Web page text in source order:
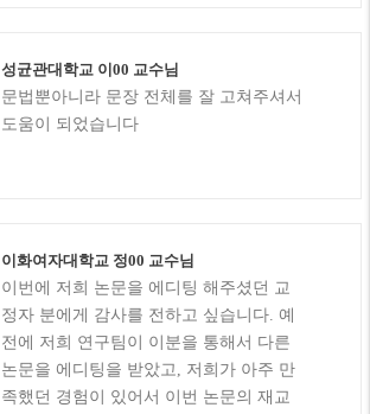
성균관대학교 이00 교수님
문법뿐아니라 문장 전체를 잘 고쳐주셔서
도움이 되었습니다
이화여자대학교 정00 교수님
이번에 저희 논문을 에디팅 해주셨던 교
정자 분에게 감사를 전하고 싶습니다. 예
전에 저희 연구팀이 이분을 통해서 다른
논문을 에디팅을 받았고, 저희가 아주 만
족했던 경험이 있어서 이번 논문의 재교